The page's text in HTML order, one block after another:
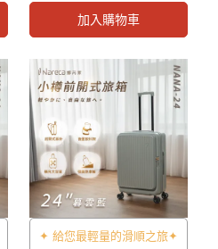
加入購物車
✦ 給您最輕量的滑順之旅✦